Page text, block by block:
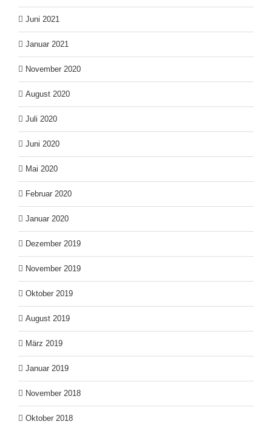
Juni 2021
Januar 2021
November 2020
August 2020
Juli 2020
Juni 2020
Mai 2020
Februar 2020
Januar 2020
Dezember 2019
November 2019
Oktober 2019
August 2019
März 2019
Januar 2019
November 2018
Oktober 2018